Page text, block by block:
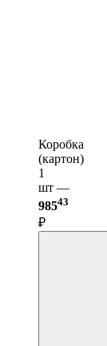
Коробка
(картон)
1
шт —
98543
₽